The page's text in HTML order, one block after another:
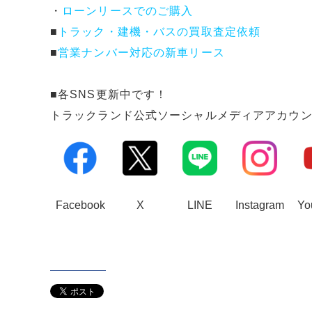
・ ローンリースでのご購入
■ トラック・建機・バスの買取査定依頼
■営業ナンバー対応の新車リース
■各SNS更新中です！
トラックランド公式ソーシャルメディアアカウン
Facebook X LINE Instagram